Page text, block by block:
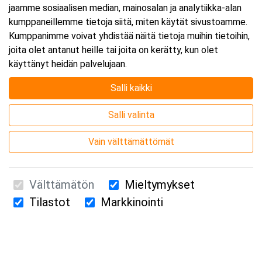
Suomen Ensiapukoulutus Oy / Valimotie 21 / 00380 Helsinki
jaamme sosiaalisen median, mainosalan ja analytiikka-alan
kumppaneillemme tietoja siitä, miten käytät sivustoamme.
Kumppanimme voivat yhdistää näitä tietoja muihin tietoihin,
joita olet antanut heille tai joita on kerätty, kun olet
käyttänyt heidän palvelujaan.
Salli kaikki
Salli valinta
Vain välttämättömät
Välttämätön
Mieltymykset
Tilastot
Markkinointi